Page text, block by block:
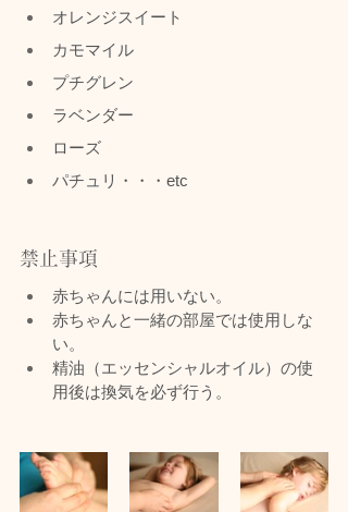
オレンジスイート
カモマイル
プチグレン
ラベンダー
ローズ
パチュリ・・・etc
禁止事項
赤ちゃんには用いない。
赤ちゃんと一緒の部屋では使用しな
い。
精油（エッセンシャルオイル）の使
用後は換気を必ず行う。